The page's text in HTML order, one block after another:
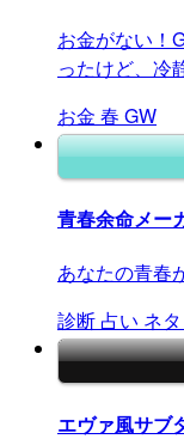
お金がない！
ったけど、冷
お金 春 GW
青春余命メー
あなたの青春
診断 占い ネタ
エヴァ風サブ